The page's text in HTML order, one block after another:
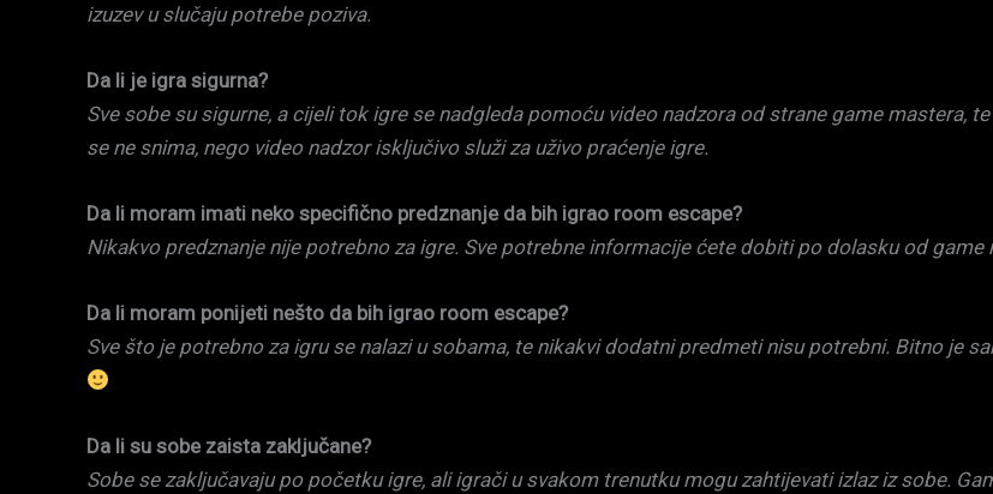
izuzev u slučaju potrebe poziva.
Da li je igra sigurna?
Sve sobe su sigurne, a cijeli tok igre se nadgleda pomoću video nadzora od strane game mastera,
se ne snima, nego video nadzor isključivo služi za uživo praćenje igre.
Da li moram imati neko specifično predznanje da bih igrao room escape?
Nikakvo predznanje nije potrebno za igre. Sve potrebne informacije ćete dobiti po dolasku od game
Da li moram ponijeti nešto da bih igrao room escape?
Sve što je potrebno za igru se nalazi u sobama, te nikakvi dodatni predmeti nisu potrebni. Bitno je
Da li su sobe zaista zaključane?
Sobe se zaključavaju po početku igre, ali igrači u svakom trenutku mogu zahtijevati izlaz iz sobe.